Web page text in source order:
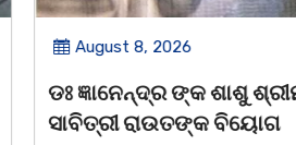
August 8, 2026
ଡଃ ଜ୍ଞାନେନ୍ଦ୍ର ଙ୍କ ଶାଶୁ
ସାବିତ୍ରୀ ରାଉତଙ୍କ ବିୟୋଗ